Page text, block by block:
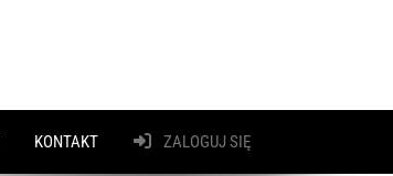
KONTAKT ZALOGUJ SIĘ